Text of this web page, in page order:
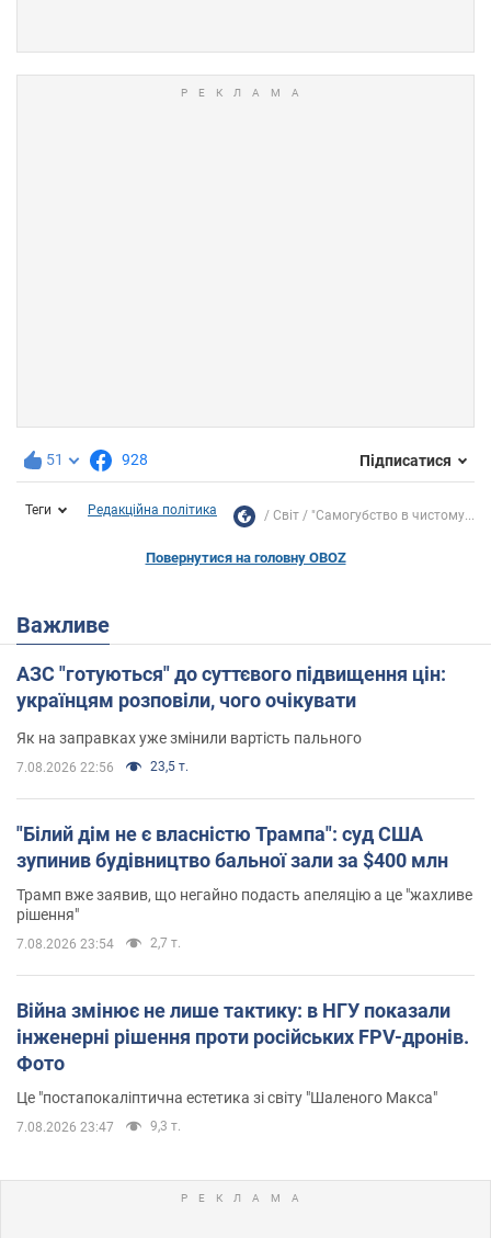
51 928 Підписатися
Теги Редакційна політика Світ "Самогубство в чистому...
Повернутися на головну OBOZ
Важливе
АЗС "готуються" до суттєвого підвищення цін:
українцям розповіли, чого очікувати
Як на заправках уже змінили вартість пального
7.08.2026 22:56 23,5 т.
"Білий дім не є власністю Трампа": суд США
зупинив будівництво бальної зали за $400 млн
Трамп вже заявив, що негайно подасть апеляцію а це "жахливе
рішення"
7.08.2026 23:54 2,7 т.
Війна змінює не лише тактику: в НГУ показали
інженерні рішення проти російських FPV-дронів.
Фото
Це "постапокаліптична естетика зі світу "Шаленого Макса"
7.08.2026 23:47 9,3 т.